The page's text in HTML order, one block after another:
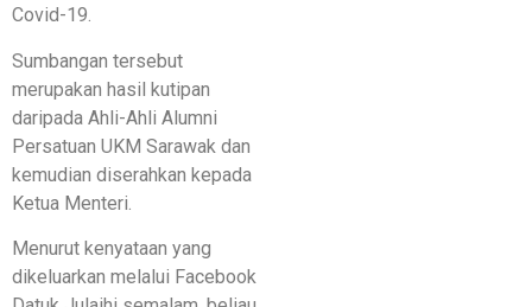
Covid-19.
Sumbangan tersebut
merupakan hasil kutipan
daripada Ahli-Ahli Alumni
Persatuan UKM Sarawak dan
kemudian diserahkan kepada
Ketua Menteri.
Menurut kenyataan yang
dikeluarkan melalui Facebook